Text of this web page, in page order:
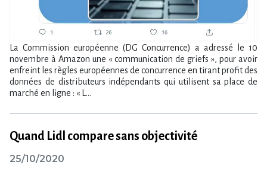
La Commission européenne (DG Concurrence) a adressé le 10
novembre à Amazon une « communication de griefs », pour avoir
enfreint les règles européennes de concurrence en tirant profit des
données de distributeurs indépendants qui utilisent sa place de
marché en ligne : « L...
Quand Lidl compare sans objectivité
25/10/2020